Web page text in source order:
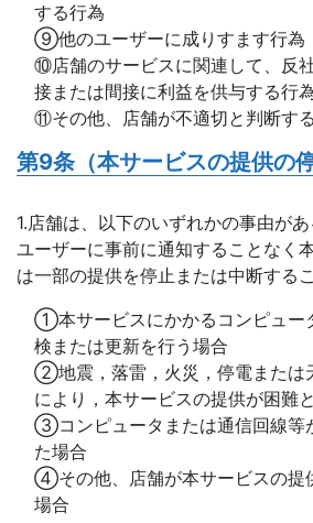
する行為
⑨他のユーザーに成りすます行為
⑩店舗のサービスに関連して、反
接または間接に利益を供与する行
⑪その他、店舗が不適切と判断す
第9条（本サービスの提供の停
1.店舗は、以下のいずれかの事由があ
ユーザーに事前に通知することなく
は一部の提供を停止または中断する
①本サービスにかかるコンピュー
検または更新を行う場合
②地震，落雷，火災，停電または
により，本サービスの提供が困難
③コンピュータまたは通信回線等
た場合
④その他、店舗が本サービスの提
場合